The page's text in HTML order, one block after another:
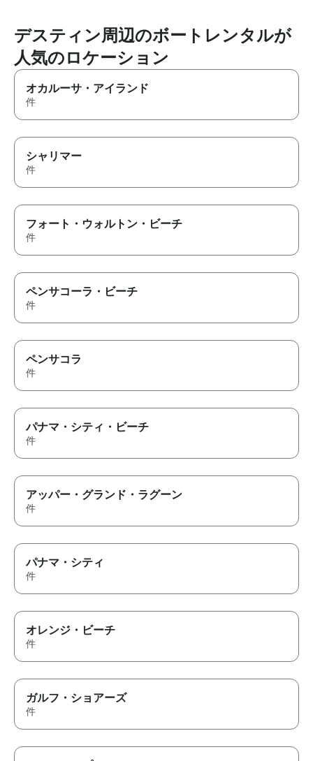
デスティン周辺のボートレンタルが
人気のロケーション
オカルーサ・アイランド
件
シャリマー
件
フォート・ウォルトン・ビーチ
件
ペンサコーラ・ビーチ
件
ペンサコラ
件
パナマ・シティ・ビーチ
件
アッパー・グランド・ラグーン
件
パナマ・シティ
件
オレンジ・ビーチ
件
ガルフ・ショアーズ
件